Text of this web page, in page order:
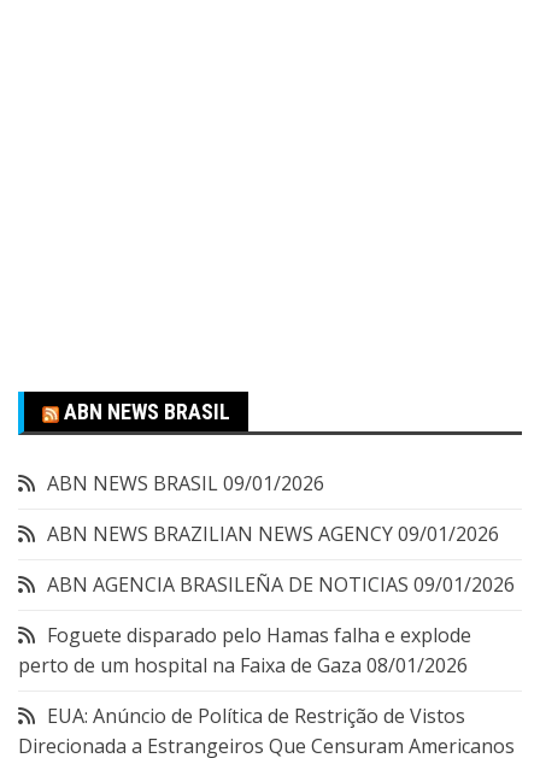
ABN NEWS BRASIL
ABN NEWS BRASIL09/01/2026
ABN NEWS BRAZILIAN NEWS AGENCY09/01/2026
ABN AGENCIA BRASILEÑA DE NOTICIAS 09/01/2026
Foguete disparado pelo Hamas falha e explode
perto de um hospital na Faixa de Gaza 08/01/2026
EUA: Anúncio de Política de Restrição de Vistos
Direcionada a Estrangeiros Que Censuram Americanos